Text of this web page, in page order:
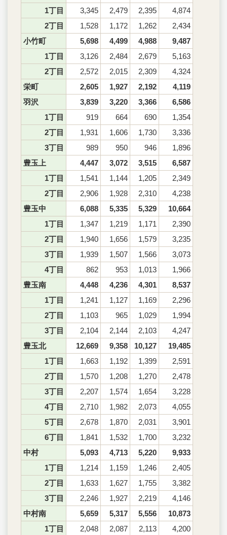
1丁目
3,345 2,479 2,395
4,874
2丁目
1,528 1,172 1,262
2,434
小竹町
5,698 4,499 4,988
9,487
1丁目
3,126 2,484 2,679
5,163
2丁目
2,572 2,015 2,309
4,324
栄町
2,605 1,927 2,192
4,119
羽沢
3,839 3,220 3,366
6,586
1丁目
919 664 690
1,354
2丁目
1,931 1,606 1,730
3,336
3丁目
989 950 946
1,896
豊玉上
4,447 3,072 3,515
6,587
1丁目
1,541 1,144 1,205
2,349
2丁目
2,906 1,928 2,310
4,238
豊玉中
6,088 5,335 5,329
10,664
1丁目
1,347 1,219 1,171
2,390
2丁目
1,940 1,656 1,579
3,235
3丁目
1,939 1,507 1,566
3,073
4丁目
862 953 1,013
1,966
豊玉南
4,448 4,236 4,301
8,537
1丁目
1,241 1,127 1,169
2,296
2丁目
1,103 965 1,029
1,994
3丁目
2,104 2,144 2,103
4,247
豊玉北
12,669 9,358 10,127
19,485
1丁目
1,663 1,192 1,399
2,591
2丁目
1,570 1,208 1,270
2,478
3丁目
2,207 1,574 1,654
3,228
4丁目
2,710 1,982 2,073
4,055
5丁目
2,678 1,870 2,031
3,901
6丁目
1,841 1,532 1,700
3,232
中村
5,093 4,713 5,220
9,933
1丁目
1,214 1,159 1,246
2,405
2丁目
1,633 1,627 1,755
3,382
3丁目
2,246 1,927 2,219
4,146
中村南
5,659 5,317 5,556
10,873
1丁目
2,048 2,087 2,113
4,200